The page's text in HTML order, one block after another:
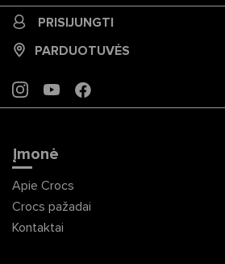
PRISIJUNGTI
PARDUOTUVĖS
INSTAGRAM
YOUTUBEFACEBOOK
Įmonė
Apie Crocs
Crocs pažadai
Kontaktai